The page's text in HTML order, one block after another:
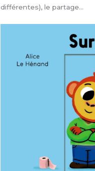
différentes), le partage…